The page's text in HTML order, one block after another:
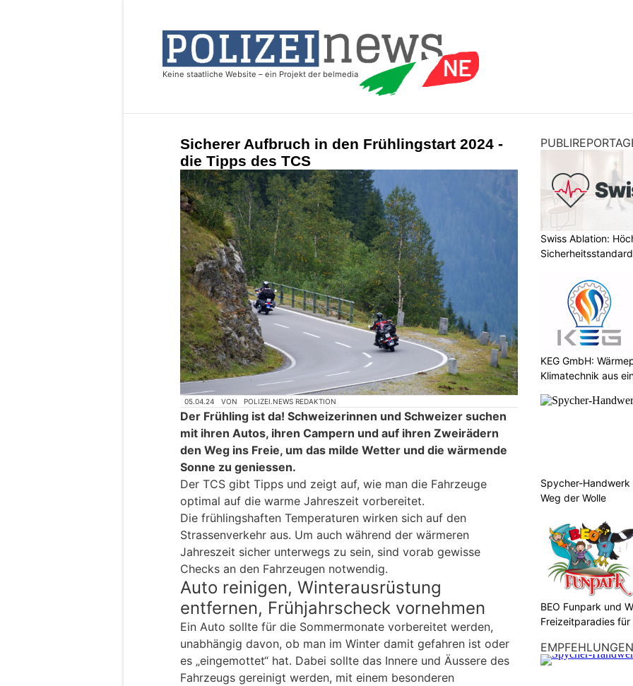
Sicherer Aufbruch in den Frühlingstart 2024 -
die Tipps des TCS
05.04.24 VON POLIZEI.NEWS REDAKTION
Der Frühling ist da! Schweizerinnen und Schweizer suchen
mit ihren Autos, ihren Campern und auf ihren Zweirädern
den Weg ins Freie, um das milde Wetter und die wärmende
Sonne zu geniessen.
Der TCS gibt Tipps und zeigt auf, wie man die Fahrzeuge
optimal auf die warme Jahreszeit vorbereitet.
Die frühlingshaften Temperaturen wirken sich auf den
Strassenverkehr aus. Um auch während der wärmeren
Jahreszeit sicher unterwegs zu sein, sind vorab gewisse
Checks an den Fahrzeugen notwendig.
Auto reinigen, Winterausrüstung
entfernen, Frühjahrscheck vornehmen
Ein Auto sollte für die Sommermonate vorbereitet werden,
unabhängig davon, ob man im Winter damit gefahren ist oder
es „eingemottet“ hat. Dabei sollte das Innere und Äussere des
Fahrzeugs gereinigt werden, mit einem besonderen
Swiss Ablation:
KEG GmbH:
Klimatechnik aus
Spycher-
Weg der Wolle
BEO Funpark und
Freizeitparadies für
EMPFEHLUNGEN